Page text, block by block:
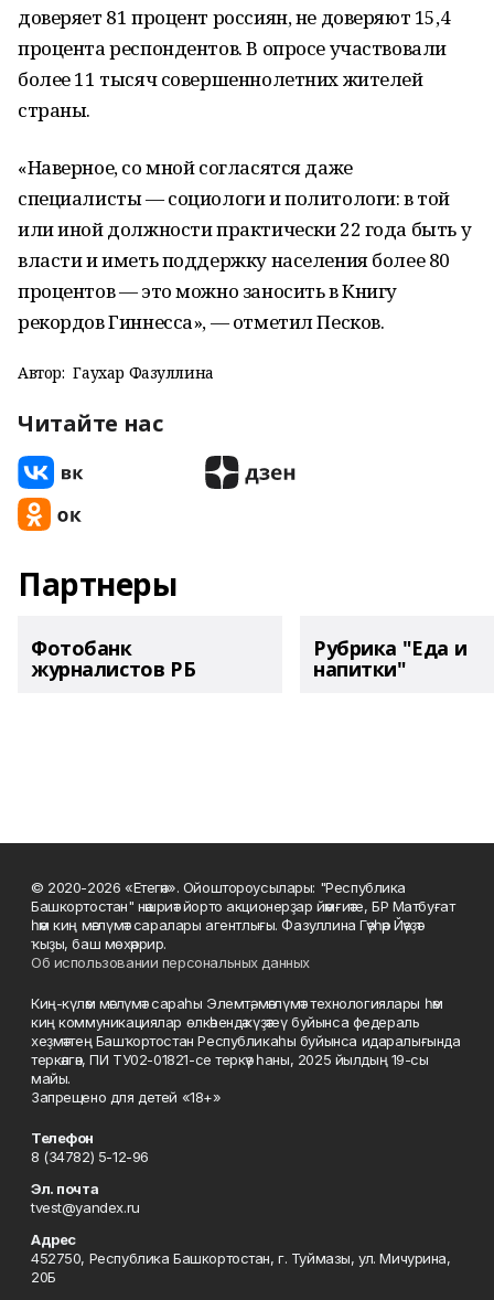
доверяет 81 процент россиян, не доверяют 15,4
процента респондентов. В опросе участвовали
более 11 тысяч совершеннолетних жителей
страны.
«Наверное, со мной согласятся даже
специалисты — социологи и политологи: в той
или иной должности практически 22 года быть у
власти и иметь поддержку населения более 80
процентов — это можно заносить в Книгу
рекордов Гиннесса», — отметил Песков.
Автор: Гаухар Фазуллина
Читайте нас
Партнеры
Фотобанк
журналистов РБ
Рубрика "Еда и
напитки"
© 2020-2026 «Етегән». Ойоштороусылары: "Республика
Башкортостан" нәшриәт йорто акционерҙар йәмғиәте, БР Матбуғат
һәм киң мәғлүмәт саралары агентлығы. Фазуллина Гәүһәр Йәүҙәт
ҡыҙы, баш мөхәррир.
Об использовании персональных данных
Киң-күләм мәғлүмәт сараһы Элемтә, мәғлүмәт технологиялары һәм
киң коммуникациялар өлкәһендә күҙәтеү буйынса федераль
хеҙмәттең Башҡортостан Республикаһы буйынса идаралығында
теркәлгән, ПИ ТУ02-01821-се теркәү һаны, 2025 йылдың 19-сы
майы.
Запрещено для детей «18+»
Телефон
8 (34782) 5-12-96
Эл. почта
tvest@yandex.ru
Адрес
452750, Республика Башкортостан, г. Туймазы, ул. Мичурина,
20Б